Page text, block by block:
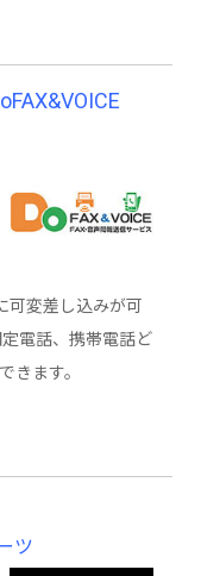
可変差し込みが可
電話、携帯電話ど
きます。
ツ